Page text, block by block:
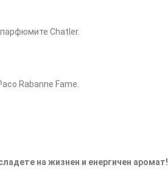
Chatler.
Rabanne Fame.
на жизнен и енергичен аромат!